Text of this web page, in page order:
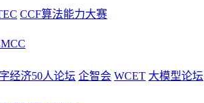
CCF算法能力大赛
经济50人论坛 企智会 WCET 大模型论坛